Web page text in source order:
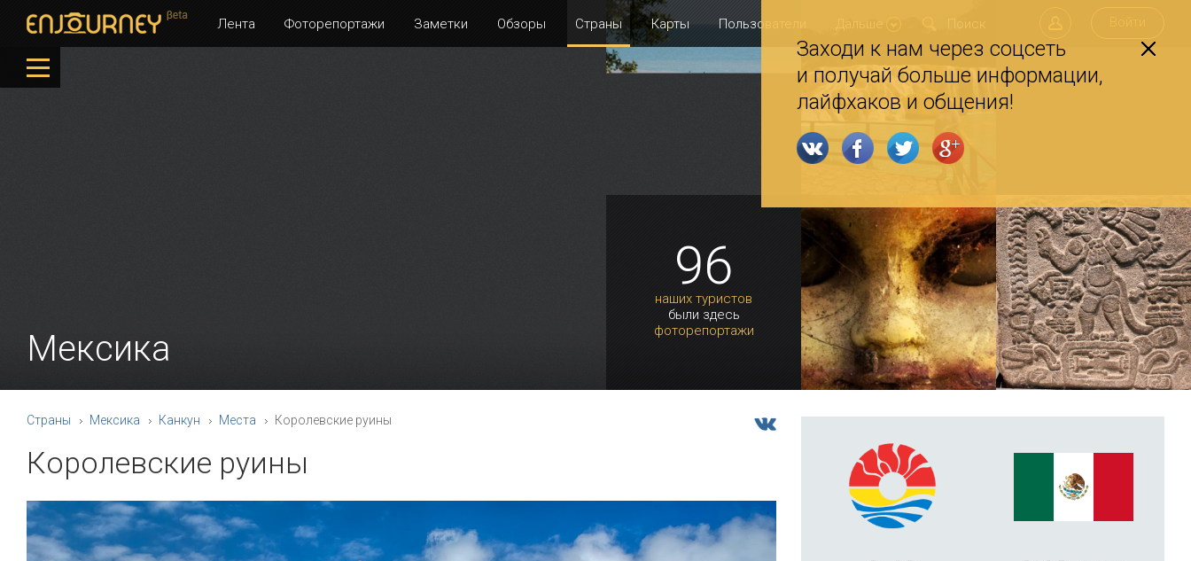
Войти
Лента Фоторепортажи Заметки Обзоры Страны Карты Пользователи Дальше
96
наших туристов
были здесь
фоторепортажи
Мексика
Страны Мексика Канкун Места Королевские руины
Королевские руины
Заходи к нам через соцсеть
и получай больше информации,
лайфхаков и общения!